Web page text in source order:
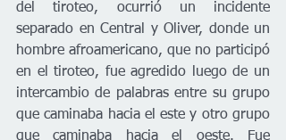
del tiroteo, ocurrió un incidente
separado en Central y Oliver, donde un
hombre afroamericano, que no participó
en el tiroteo, fue agredido luego de un
intercambio de palabras entre su grupo
que caminaba hacia el este y otro grupo
que caminaba hacia el oeste. Fue